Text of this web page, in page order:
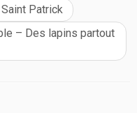
Patrick
– Des lapins partout